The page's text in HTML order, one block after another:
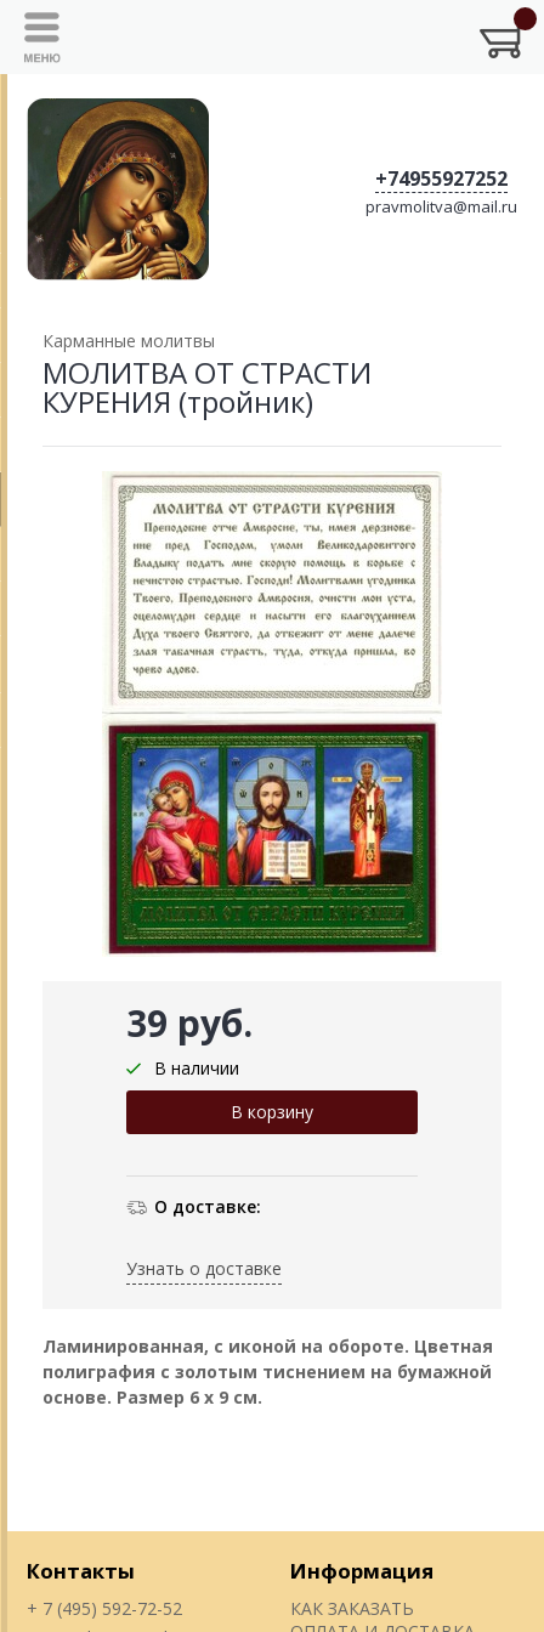
+74955927252
pravmolitva@mail.ru
Карманные молитвы
МОЛИТВА ОТ СТРАСТИ
КУРЕНИЯ (тройник)
39 руб.
В наличии
О доставке:
Узнать о доставке
Ламинированная, с иконой на обороте. Цветная
полиграфия с золотым тиснением на бумажной
основе. Размер 6 х 9 см.
Контакты
+ 7 (495) 592-72-52
Информация
КАК ЗАКАЗАТЬ